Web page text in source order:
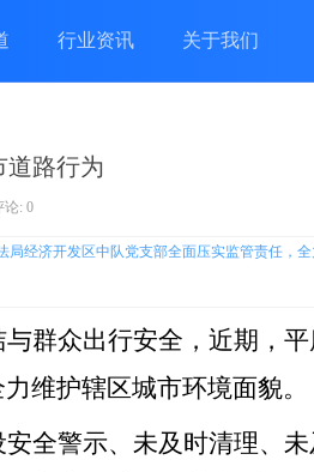
行业资讯 关于我们
道路行为
论: 0
经济开发区中队党支部全面压实监管责任，
群众出行安全，近期，
维护辖区城市环境面貌。
全警示、未及时清理、